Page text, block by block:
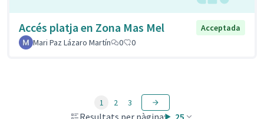
Accés platja en Zona Mas Mel
Acceptada
Mari Paz Lázaro Martín
0 0
1 2 3